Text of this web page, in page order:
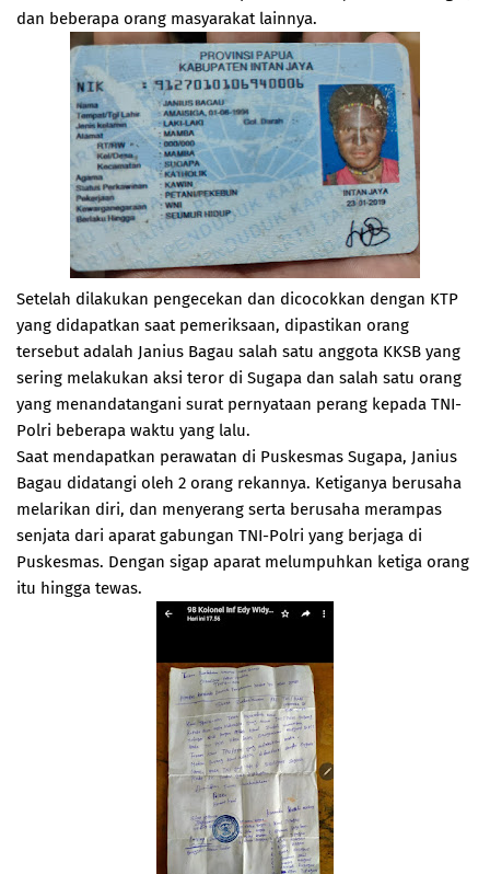
dan beberapa orang masyarakat lainnya.
Setelah dilakukan pengecekan dan dicocokkan dengan KTP
yang didapatkan saat pemeriksaan, dipastikan orang
tersebut adalah Janius Bagau salah satu anggota KKSB yang
sering melakukan aksi teror di Sugapa dan salah satu orang
yang menandatangani surat pernyataan perang kepada TNI-
Polri beberapa waktu yang lalu.
Saat mendapatkan perawatan di Puskesmas Sugapa, Janius
Bagau didatangi oleh 2 orang rekannya. Ketiganya berusaha
melarikan diri, dan menyerang serta berusaha merampas
senjata dari aparat gabungan TNI-Polri yang berjaga di
Puskesmas. Dengan sigap aparat melumpuhkan ketiga orang
itu hingga tewas.